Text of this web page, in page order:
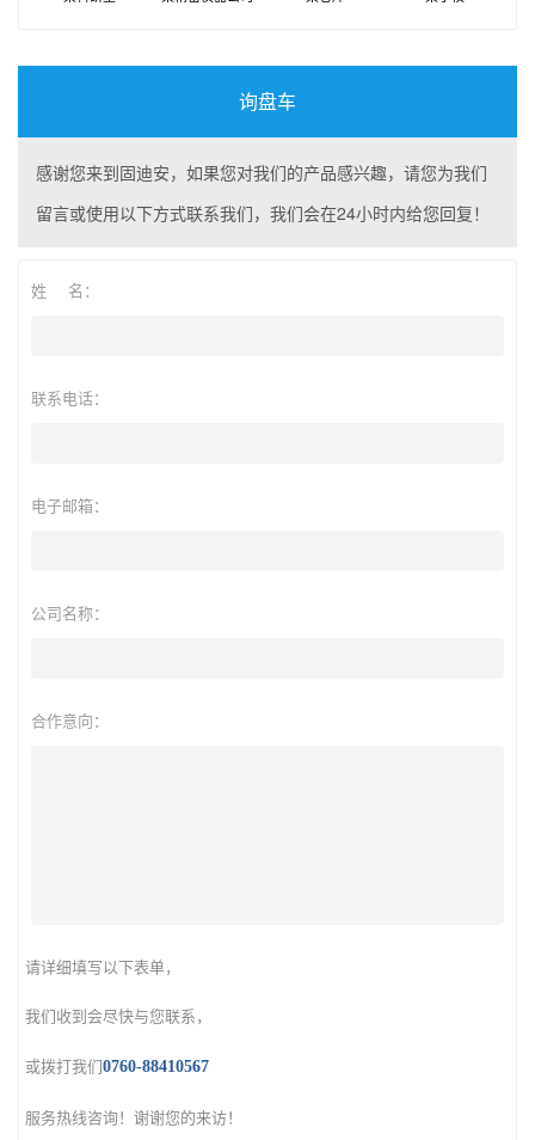
询盘车
感谢您来到固迪安，如果您对我们的产品感兴趣，请您为我们
留言或使用以下方式联系我们，我们会在24小时内给您回复！
姓 名：
联系电话：
电子邮箱：
公司名称：
合作意向：
请详细填写以下表单，
我们收到会尽快与您联系，
或拨打我们0760-88410567
服务热线咨询！谢谢您的来访！